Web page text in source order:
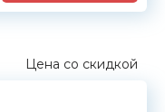
Цена со скидкой